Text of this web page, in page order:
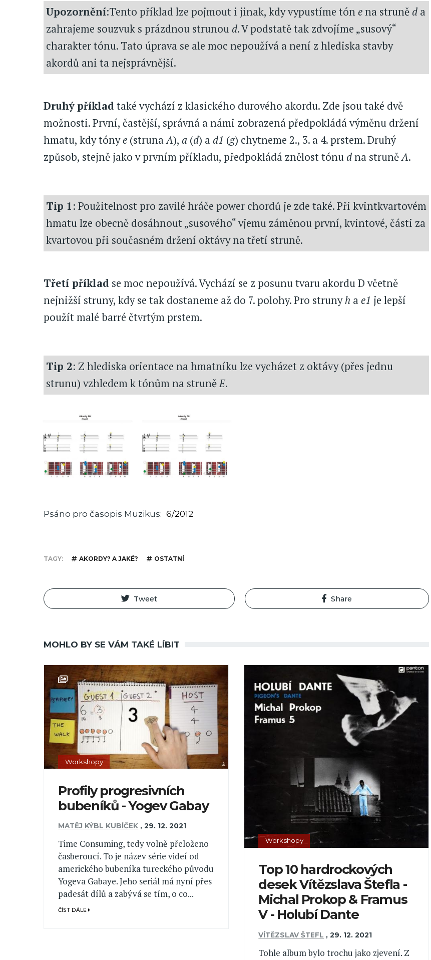
Upozornění:Tento příklad lze pojmout i jinak, kdy vypustíme tónena struně d a
zahrajeme souzvuk s prázdnou strunou d. V podstatě tak zdvojíme „susový“
charakter tónu. Tato úprava se ale moc nepoužívá a není z hlediska stavby
akordů ani ta nejsprávnější.
Druhý příkladtaké vychází z klasického durového akordu. Zde jsou také dvě
možnosti. První, častější, správná a námi zobrazená předpokládá výměnu držení
hmatu, kdy tónye (strunaA), a (d) a d1 (g) chytneme 2., 3. a 4. prstem. Druhý
způsob, stejně jako v prvním příkladu, předpokládá znělost tónu dna struněA.
Tip 1: Použitelnost pro zavilé hráče power chordů je zde také. Při kvintkvartovém
hmatu lze obecně dosáhnout „susového“ vjemu záměnou první, kvintové, části za
kvartovou při současném držení oktávy na třetí struně.
Třetí příklad se moc nepoužívá. Vychází se z posunu tvaru akordu D včetně
nejnižší struny, kdy se tak dostaneme až do 7. polohy. Pro strunyh ae1 je lepší
použít malé barré čtvrtým prstem.
Tip 2: Z hlediska orientace na hmatníku lze vycházet z oktávy (přes jednu
strunu) vzhledem k tónům na struněE.
Psáno pro časopis Muzikus 6/2012
TAGY AKORDY? A JAKÉ? OSTATNÍ
Tweet Share
MOHLO BY SE VÁM TAKÉ LÍBIT
Workshopy
Profily progresivních
bubeníků - Yogev Gabay
MATĚJ KÝBL KUBÍČEK ,29. 12. 2021
Time Consuming, tedy volně přeloženo
časberoucí. To je název série videí od
amerického bubeníka tureckého původu
Yogeva Gabaye. Jeho seriál má nyní přes
padesát dílů a zabývá se tím, o co...
ČÍST DÁLE
Workshopy
Top 10 hardrockových
desek Vítězslava Štefla -
Michal Prokop & Framus
V - Holubí Dante
VÍTĚZSLAV ŠTEFL ,29. 12. 2021
Tohle album bylo trochu jako zjevení. Z